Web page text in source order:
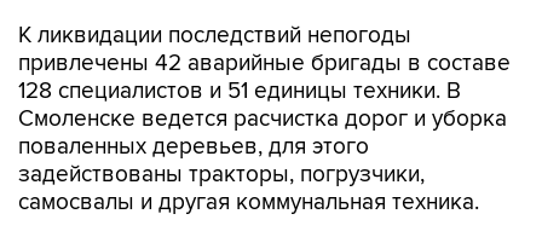
К ликвидации последствий непогоды
привлечены 42 аварийные бригады в составе
128 специалистов и 51 единицы техники. В
Смоленске ведется расчистка дорог и уборка
поваленных деревьев, для этого
задействованы тракторы, погрузчики,
самосвалы и другая коммунальная техника.